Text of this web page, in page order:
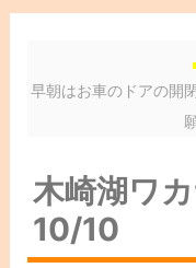
早朝はお車のドアの開
木崎湖ワ
10/10